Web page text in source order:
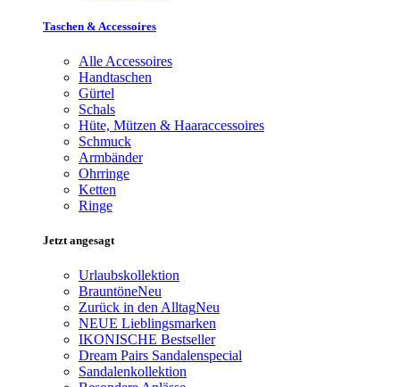
Taschen & Accessoires
Alle Accessoires
Handtaschen
Gürtel
Schals
Hüte, Mützen & Haaraccessoires
Schmuck
Armbänder
Ohrringe
Ketten
Ringe
Jetzt angesagt
Urlaubskollektion
BrauntöneNeu
Zurück in den AlltagNeu
NEUE Lieblingsmarken
IKONISCHE Bestseller
Dream Pairs Sandalenspecial
Sandalenkollektion